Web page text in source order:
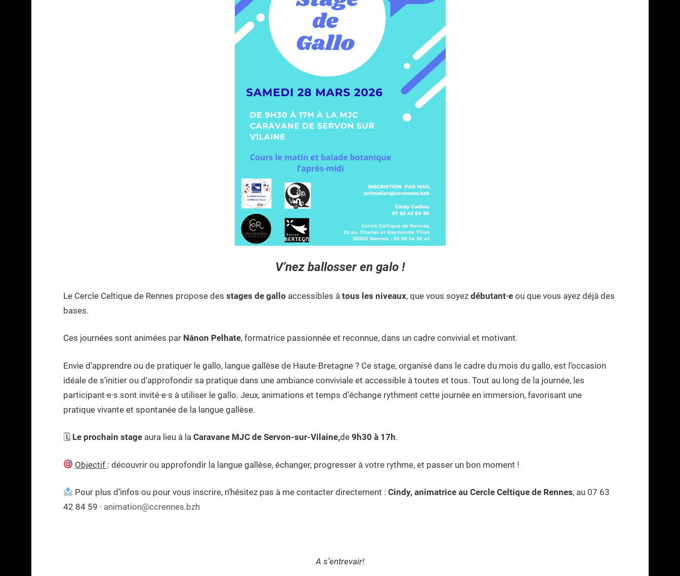
V’nez ballosser en galo !
Le Cercle Celtique de Rennes propose des stages de gallo accessibles à tous les niveaux, que vous soyez débutant·eou que vous ayez déjà des
bases.
Ces journées sont animées par Nânon Pelhate, formatrice passionnée et reconnue, dans un cadre convivial et motivant.
Envie d’apprendre ou de pratiquer le gallo, langue gallèse de Haute-Bretagne ? Ce stage, organisé dans le cadre du mois du gallo, est l’occasion
idéale de s’initier ou d’approfondir sa pratique dans une ambiance conviviale et accessible à toutes et tous. Tout au long de la journée, les
participant·e·s sont invité·e·s à utiliser le gallo. Jeux, animations et temps d’échange rythment cette journée en immersion, favorisant une
pratique vivante et spontanée de la langue gallèse.
🗓 Le prochain stage aura lieu à la Caravane MJC de Servon-sur-Vilaine,de 9h30 à 17h.
Objectif : découvrir ou approfondir la langue gallèse, échanger, progresser à votre rythme, et passer un bon moment !
Pour plus d’infos ou pour vous inscrire, n’hésitez pas à me contacter directement : Cindy, animatrice au Cercle Celtique de Rennes, au 07 63
42 84 59 · animation@ccrennes.bzh
A s’entrevair!